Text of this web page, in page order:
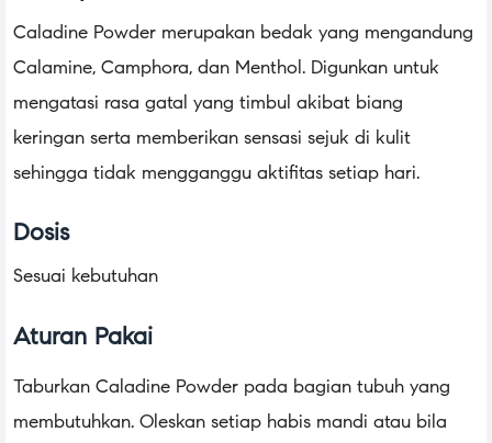
Caladine Powder merupakan bedak yang mengandung
Calamine, Camphora, dan Menthol. Digunkan untuk
mengatasi rasa gatal yang timbul akibat biang
keringan serta memberikan sensasi sejuk di kulit
sehingga tidak mengganggu aktifitas setiap hari.
Dosis
Sesuai kebutuhan
Aturan Pakai
Taburkan Caladine Powder pada bagian tubuh yang
membutuhkan. Oleskan setiap habis mandi atau bila